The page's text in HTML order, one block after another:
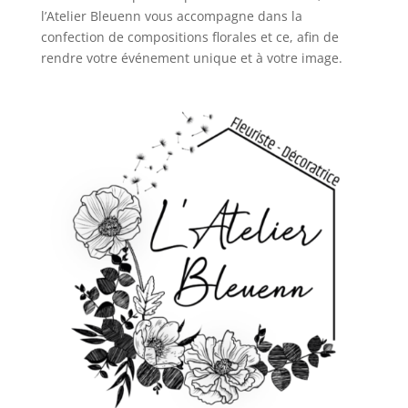
l’Atelier Bleuenn vous accompagne dans la
confection de compositions florales et ce, afin de
rendre votre événement unique et à votre image.